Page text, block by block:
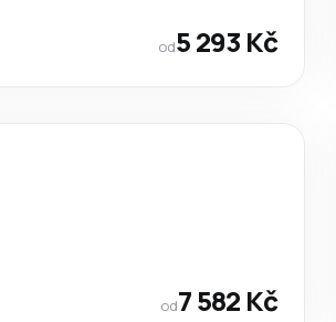
od5 293 Kč
od7 582 Kč